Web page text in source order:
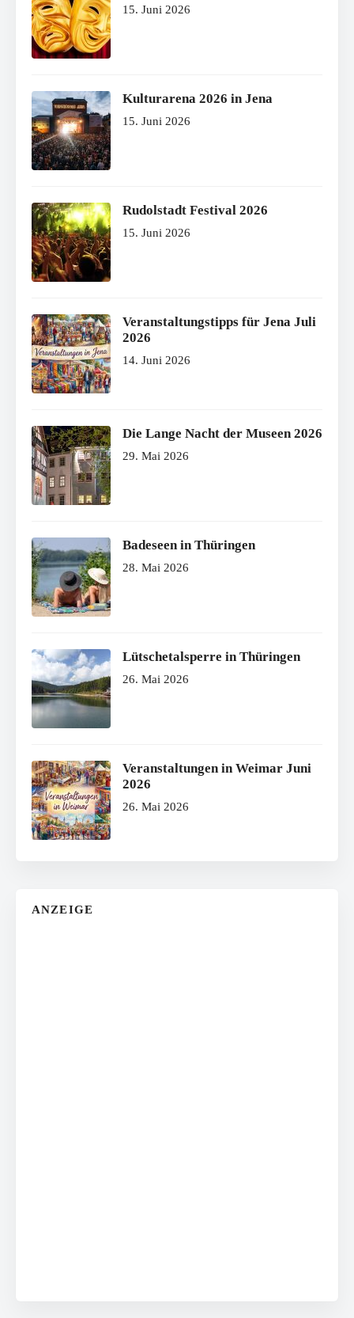
15. Juni 2026
Kulturarena 2026 in Jena
15. Juni 2026
Rudolstadt Festival 2026
15. Juni 2026
Veranstaltungstipps für Jena Juli
2026
14. Juni 2026
Die Lange Nacht der Museen 2026
29. Mai 2026
Badeseen in Thüringen
28. Mai 2026
Lütschetalsperre in Thüringen
26. Mai 2026
Veranstaltungen in Weimar Juni
2026
26. Mai 2026
ANZEIGE